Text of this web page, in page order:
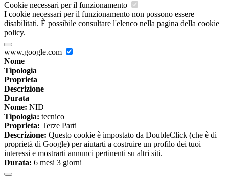
Cookie necessari per il funzionamento
I cookie necessari per il funzionamento non possono essere
disabilitati. È possibile consultare l'elenco nella pagina della cookie
policy.
www.google.com
Nome
Tipologia
Proprieta
Descrizione
Durata
Nome: NID
Tipologia: tecnico
Proprieta: Terze Parti
Descrizione: Questo cookie è impostato da DoubleClick (che è di
proprietà di Google) per aiutarti a costruire un profilo dei tuoi
interessi e mostrarti annunci pertinenti su altri siti.
Durata: 6 mesi 3 giorni